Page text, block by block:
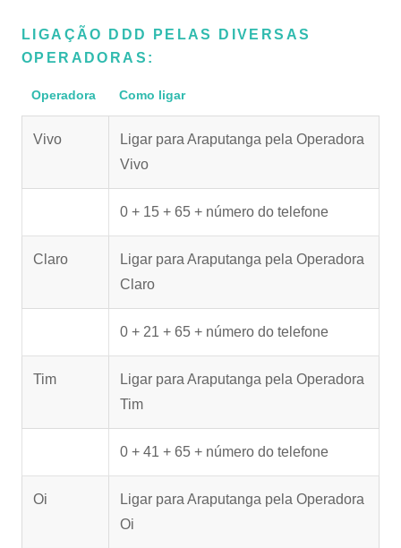
LIGAÇÃO DDD PELAS DIVERSAS
OPERADORAS:
Operadora Como ligar
Vivo
Ligar para Araputanga pela Operadora
Vivo
0 + 15 + 65 + número do telefone
Claro
Ligar para Araputanga pela Operadora
Claro
0 + 21 + 65 + número do telefone
Tim
Ligar para Araputanga pela Operadora
Tim
0 + 41 + 65 + número do telefone
Oi
Ligar para Araputanga pela Operadora
Oi